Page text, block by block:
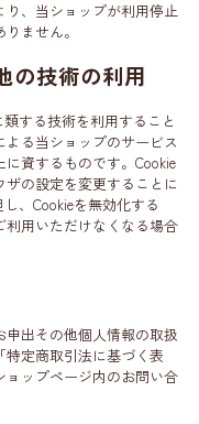
、当ショップが利用停止
ません。
の技術の利用
する技術を利用すること
る当ショップのサービス
資するものです。Cookie
の設定を変更することに
、Cookieを無効化する
利用いただけなくなる場合
出その他個人情報の取扱
定商取引法に基づく表
ップページ内のお問い合